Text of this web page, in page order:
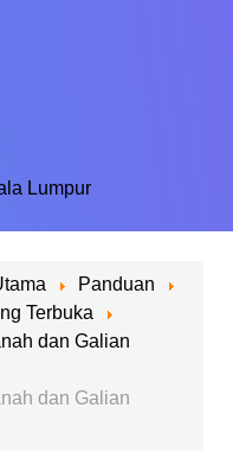
Lumpur
Panduan
Terbuka
dan Galian
dan Galian